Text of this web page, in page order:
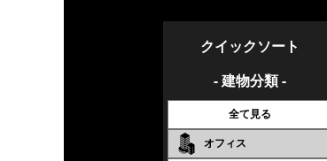
クイックソート
- 建物分類 -
全て見る
オフィス